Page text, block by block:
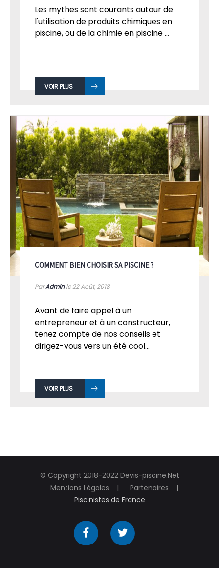
Les mythes sont courants autour de
l'utilisation de produits chimiques en
piscine, ou de la chimie en piscine ...
VOIR PLUS
COMMENT BIEN CHOISIR SA PISCINE ?
ParAdminle 22Août, 2018
Avant de faire appel à un
entrepreneur et à un constructeur,
tenez compte de nos conseils et
dirigez-vous vers un été cool...
VOIR PLUS
© Copyright 2018-2022 Devis-piscine.Net
Mentions Légales
Partenaires
Piscinistes de France